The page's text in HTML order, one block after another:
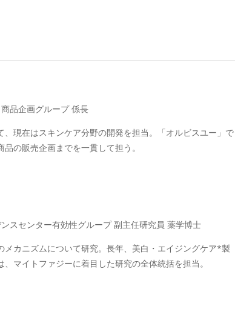
品企画グループ 係長
現在はスキンケア分野の開発を担当。「オルビスユー」で
の販売企画までを一貫して担う。
スセンター有効性グループ 副主任研究員 薬学博士
メカニズムについて研究。長年、美白・エイジングケア*製
マイトファジーに着目した研究の全体統括を担当。